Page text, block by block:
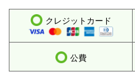
クレジットカード
公費